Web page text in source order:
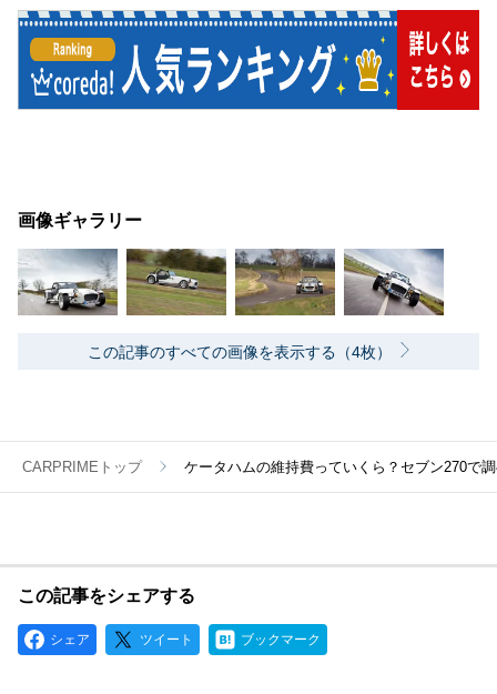
画像ギャラリー
この記事のすべての画像を表示する（4枚）
CARPRIMEトップ ケータハムの維持費っていくら？セブン270で
この記事をシェアする
シェア ツイート ブックマーク